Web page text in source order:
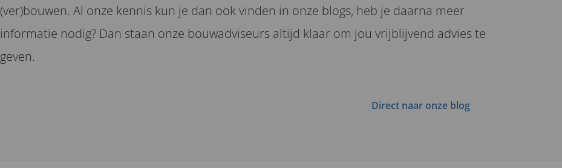
(ver)bouwen. Al onze kennis kun je dan ook vinden in onze blogs, heb je daarna meer
informatie nodig? Dan staan onze bouwadviseurs altijd klaar om jou vrijblijvend advies te
geven.
Direct naar onze blog